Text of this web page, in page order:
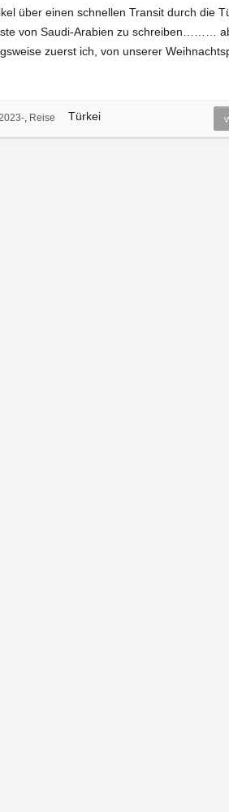
über einen schnellen Transit durch die
von Saudi-Arabien zu schreiben………
zuerst ich, von unserer
, Reise Türkei